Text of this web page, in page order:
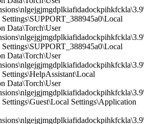
Data\Torch\User
Data\Torch\User
Data\Torch\User
Settings\Application